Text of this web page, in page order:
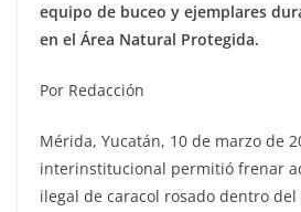
equipo de buceo y ejemplares
en el Área Natural Protegida.
Por Redacción
Mérida, Yucatán, 10 de marzo de
interinstitucional permitió frenar
ilegal de caracol rosado dentro